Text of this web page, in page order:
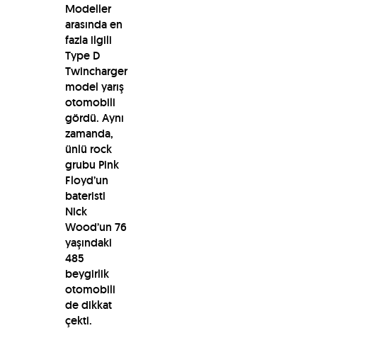
Modeller
arasında en
fazla ilgili
Type D
Twincharger
model yarış
otomobili
gördü. Aynı
zamanda,
ünlü rock
grubu Pink
Floyd’un
bateristi
Nick
Wood’un 76
yaşındaki
485
beygirlik
otomobili
de dikkat
çekti.